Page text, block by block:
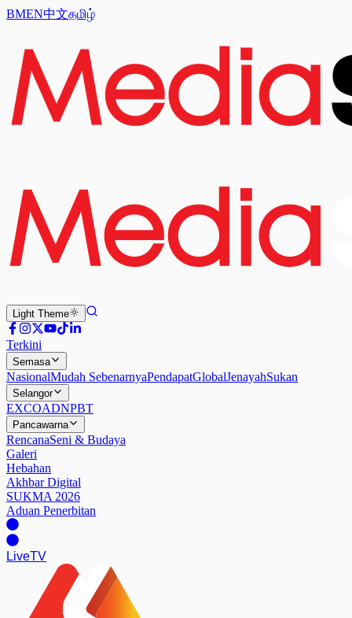
BMEN中文தமிழ்
Light Theme
Terkini
Semasa
NasionalMudah SebenarnyaPendapatGlobalJenayahSukan
Selangor
EXCOADNPBT
Pancawarna
RencanaSeni & Budaya
Galeri
Hebahan
Akhbar Digital
SUKMA 2026
Aduan Penerbitan
LiveTV